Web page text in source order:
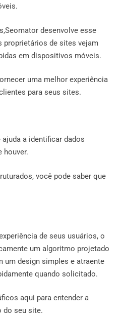
desenvolve esse
proprietários de sites vejam
em dispositivos móveis.
uma melhor experiência
para seus sites.
a identificar dados
houver.
você pode saber que
de seus usuários, o
um algoritmo projetado
um design simples e atraente
quando solicitado.
aqui para entender a
do seu site.